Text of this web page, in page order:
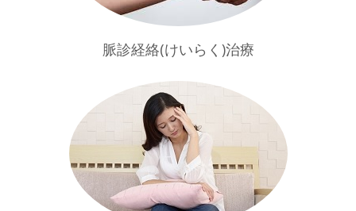
脈診経絡(けいらく)治療